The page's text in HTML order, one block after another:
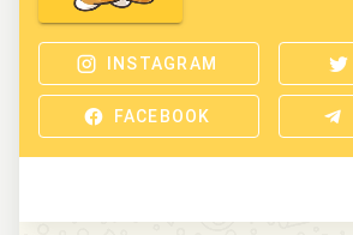
INSTAGRAM
FACEBOOK